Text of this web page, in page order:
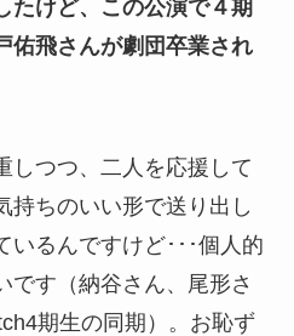
けど、この公演で４期
佑飛さんが劇団卒業され
しつつ、二人を応援して
持ちのいい形で送り出し
いるんですけど･･･個人的
です（納谷さん、尾形さ
期生の同期）。お恥ず